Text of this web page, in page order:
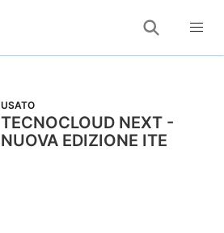
USATO
TECNOCLOUD NEXT -
NUOVA EDIZIONE ITE